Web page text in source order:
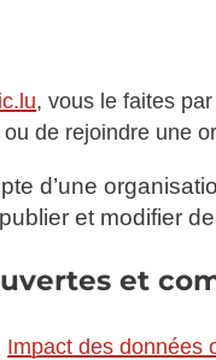
, vous le faites
de rejoindre une
d’une
et modifier
et
Impact des données